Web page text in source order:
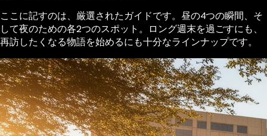
ここに記すのは、厳選されたガイドです。昼の4つの瞬間、そ
して夜のための各2つのスポット。ロング週末を過ごすにも、
再訪したくなる物語を始めるにも十分なラインナップです。